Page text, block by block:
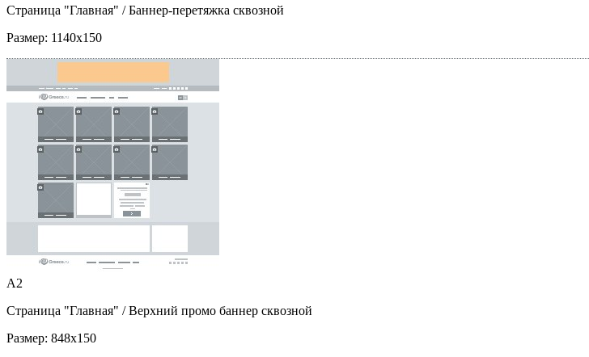
Страница "Главная" / Баннер-перетяжка сквозной
Размер: 1140x150
A2
Страница "Главная" / Верхний промо баннер сквозной
Размер: 848x150